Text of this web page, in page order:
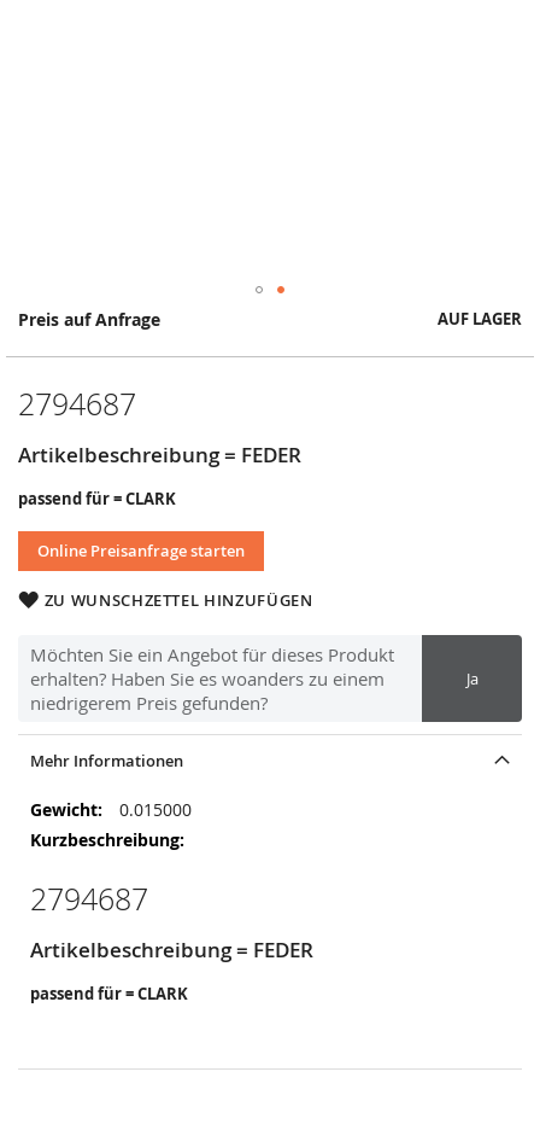
Preis auf Anfrage AUF LAGER
2794687
Artikelbeschreibung = FEDER
passend für = CLARK
Online Preisanfrage starten
ZU WUNSCHZETTEL HINZUFÜGEN
Möchten Sie ein Angebot für dieses Produkt
erhalten? Haben Sie es woanders zu einem
niedrigerem Preis gefunden?
Ja
Springe
Anfang
Bildergalerie
Mehr Informationen
Mehr
Informationen
0.015000
2794687
Artikelbeschreibung = FEDER
passend für = CLARK